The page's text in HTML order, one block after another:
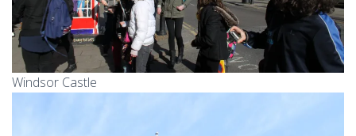
Windsor Castle